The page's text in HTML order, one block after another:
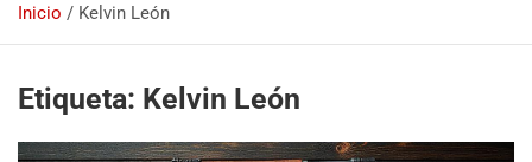
Inicio Kelvin León
Etiqueta: Kelvin León